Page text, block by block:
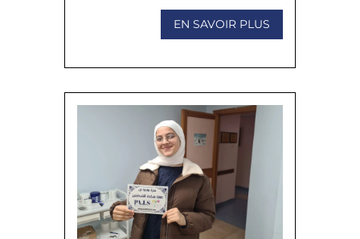
EN SAVOIR PLUS